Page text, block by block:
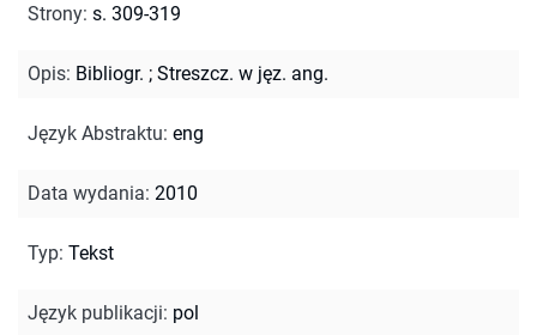
Strony: s. 309-319
Opis: Bibliogr. ; Streszcz. w jęz. ang.
Język Abstraktu: eng
Data wydania: 2010
Typ: Tekst
Język publikacji: pol